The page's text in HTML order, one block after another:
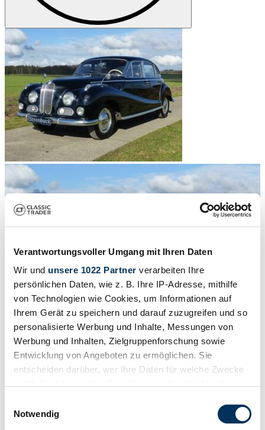
Verantwortungsvoller Umgang mit Ihren Daten
Wir und unsere 1022 Partner verarbeiten Ihre
persönlichen Daten, wie z. B. Ihre IP-Adresse, mithilfe
von Technologien wie Cookies, um Informationen auf
Ihrem Gerät zu speichern und darauf zuzugreifen und so
personalisierte Werbung und Inhalte, Messungen von
Werbung und Inhalten, Zielgruppenforschung sowie
Entwicklung von Angeboten zu ermöglichen. Sie
entscheiden darüber, wer Ihre Daten für welche Zwecke
Trigger Symbol ändern oder widerrufen
Notwendig
/9
Mille Miglia
The good old "Baroque Angel" with V8 engine